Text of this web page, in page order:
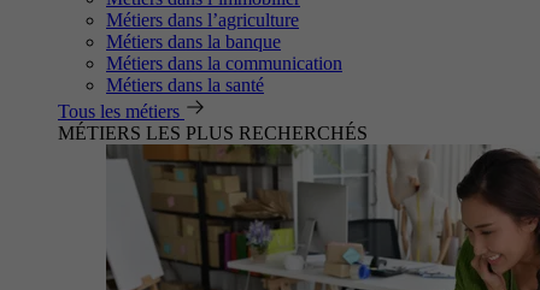
Métiers dans l’agriculture
Métiers dans la banque
Métiers dans la communication
Métiers dans la santé
Tous les métiers
MÉTIERS LES PLUS RECHERCHÉS